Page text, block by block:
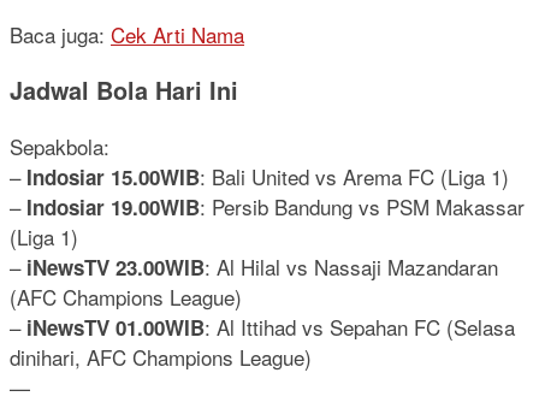
Baca juga: Cek Arti Nama
Jadwal Bola Hari Ini
Sepakbola:
– Indosiar 15.00WIB: Bali United vs Arema FC (Liga 1)
– Indosiar 19.00WIB: Persib Bandung vs PSM Makassar
(Liga 1)
– iNewsTV 23.00WIB: Al Hilal vs Nassaji Mazandaran
(AFC Champions League)
– iNewsTV 01.00WIB: Al Ittihad vs Sepahan FC (Selasa
dinihari, AFC Champions League)
—